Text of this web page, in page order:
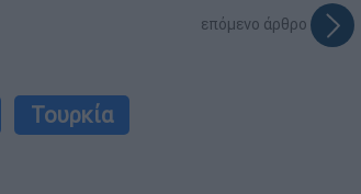
επόμενο άρθρο
Τουρκία